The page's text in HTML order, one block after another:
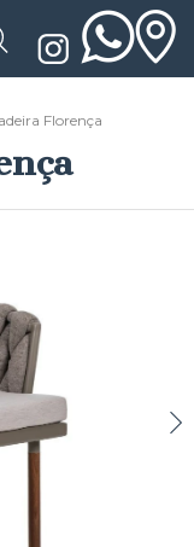
Florença